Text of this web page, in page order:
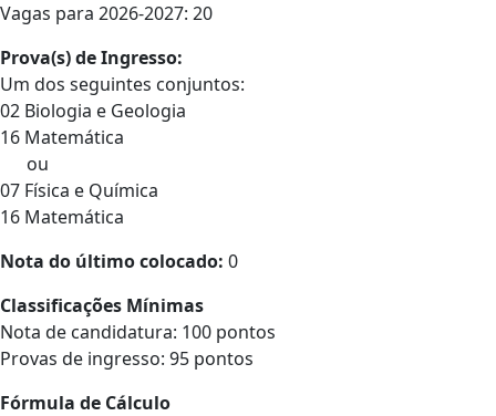
Vagas para 2026-2027: 20
Prova(s) de Ingresso:
Um dos seguintes conjuntos:
02 Biologia e Geologia
16 Matemática
ou
07 Física e Química
16 Matemática
Nota do último colocado: 0
Classificações Mínimas
Nota de candidatura: 100 pontos
Provas de ingresso: 95 pontos
Fórmula de Cálculo